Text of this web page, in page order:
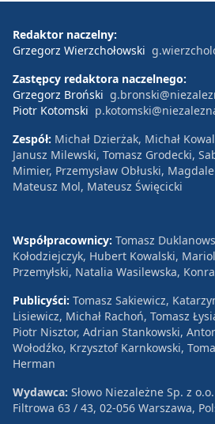
Redaktor naczelny:
Grzegorz Wierzchołowski
Zastępcy redaktora naczelnego:
Grzegorz Broński
Piotr Kotomski
Zespół: Michał Dzierżak, Michał
Janusz Milewski, Tomasz Grodecki,
Mimier, Przemysław Obłuski,
Mateusz Mol, Mateusz Święcicki
Współpracownicy: Tomasz
Kołodziejczyk, Hubert Kowalski,
Przemyłski, Natalia Wasilewska,
Publicyści: Tomasz Sakiewicz,
Lisiewicz, Michał Rachoń, Tomasz
Piotr Nisztor, Adrian Stankowski,
Wołodźko, Krzysztof Karnkowski,
Herman
Wydawca: Słowo Niezależne Sp. z o.o.
Filtrowa 63 / 43, 02-056 Warszawa,